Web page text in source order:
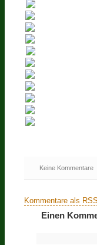
Keine Kommentare
Kommentare als RSS
Einen